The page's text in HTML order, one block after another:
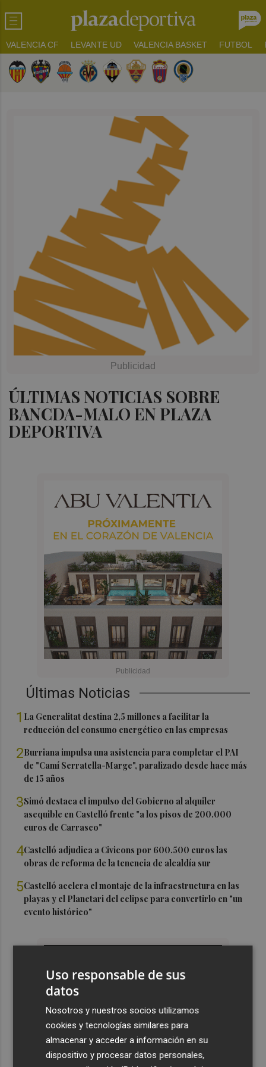
VALENCIA CF LEVANTE UD VALENCIA BASKET FUTBOL
ÚLTIMAS NOTICIAS SOBRE
BANCDA-MALO EN PLAZA
DEPORTIVA
Últimas Noticias
1 La Generalitat destina 2,5 millones a facilitar la
reducción del consumo energético en las empresas
2Burriana impulsa una asistencia para completar el PAI
de "Camí Serratella-Marge", paralizado desde hace más
de 15 años
3Simó destaca el impulso del Gobierno al alquiler
asequible en Castelló frente "a los pisos de 200.000
euros de Carrasco"
4Castelló adjudica a Civicons por 600.500 euros las
obras de reforma de la tenencia de alcaldía sur
5Castelló acelera el montaje de la infraestructura en las
playas y el Planetari del eclipse para convertirlo en "un
evento histórico"
Uso responsable de sus
datos
Nosotros y nuestros socios utilizamos
cookies y tecnologías similares para
almacenar y acceder a información en su
dispositivo y procesar datos personales,